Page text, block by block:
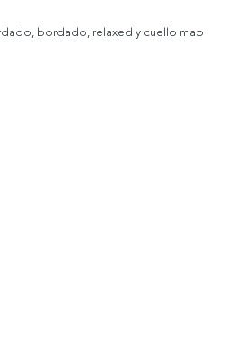
bordado, relaxed y cuello mao